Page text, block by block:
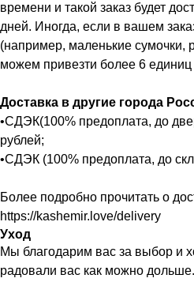
времени и такой заказ будет
дней. Иногда, если в вашем
(например, маленькие сумочки,
можем привезти более 6 единиц
Доставка в другие города
•СДЭК(100% предоплата, до
рублей;
•СДЭК (100% предоплата, до
Более подробно прочитать о
https://kashemir.love/delivery
Уход
Мы благодарим вас за выбор и
радовали вас как можно